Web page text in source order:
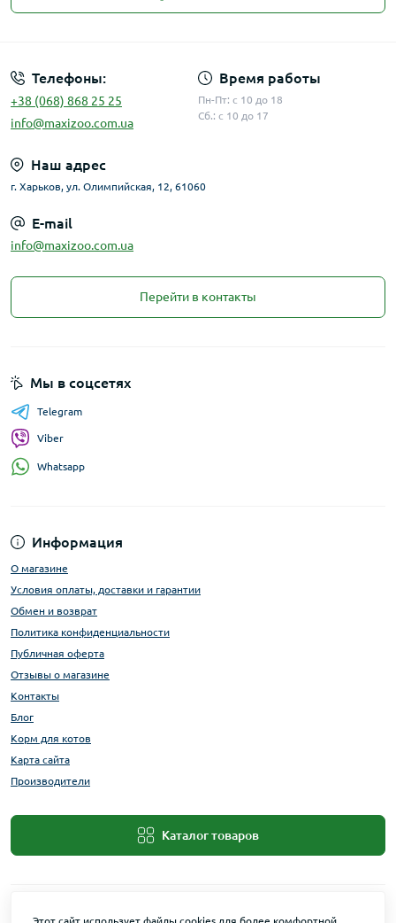
Телефоны:
+38 (068) 868 25 25
info@maxizoo.com.ua
Время работы
Пн-Пт: с 10 до 18
Сб.: с 10 до 17
Наш адрес
г. Харьков, ул. Олимпийская, 12, 61060
E-mail
info@maxizoo.com.ua
Перейти в контакты
Информация
О магазине
Условия оплаты, доставки и гарантии
Обмен и возврат
Политика конфиденциальности
Публичная оферта
Отзывы о магазине
Контакты
Блог
Корм для котов
Карта сайта
Производители
Каталог товаров
Мы в соцсетях
Telegram
Viber
Whatsapp